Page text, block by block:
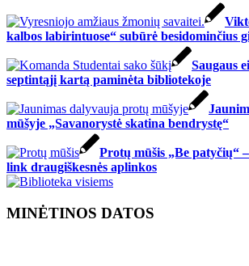
kalbos labirintuose“ subūrė besidominčius
Saugaus
septintąjį kartą paminėta bibliotekoje
mūšyje „Savanorystė skatina bendrystę“
Protų mūšis „Be patyčių“
link draugiškesnės aplinkos
MINĖTINOS DATOS